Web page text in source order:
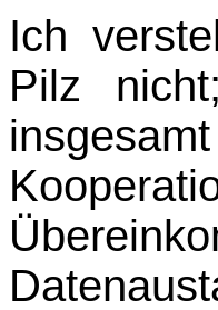
Ich
Pilz